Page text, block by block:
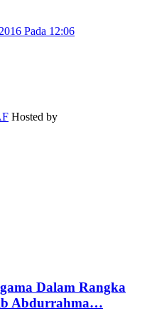
Pada 12:06
Hosted by
Dalam Rangka
Abdurrahma…